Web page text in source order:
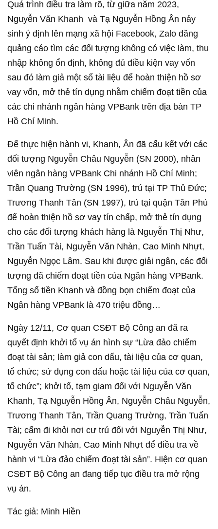
Quá trình điều tra làm rõ, từ giữa năm 2023,
Nguyễn Văn Khanh và Tạ Nguyễn Hồng Ân nảy
sinh ý định lên mạng xã hội Facebook, Zalo đăng
quảng cáo tìm các đối tượng không có việc làm, thu
nhập không ổn định, không đủ điều kiện vay vốn
sau đó làm giả một số tài liệu để hoàn thiện hồ sơ
vay vốn, mở thẻ tín dụng nhằm chiếm đoạt tiền của
các chi nhánh ngân hàng VPBank trên địa bàn TP
Hồ Chí Minh.
Để thực hiện hành vi, Khanh, Ân đã cấu kết với các
đối tượng Nguyễn Châu Nguyễn (SN 2000), nhân
viên ngân hàng VPBank Chi nhánh Hồ Chí Minh;
Trần Quang Trường (SN 1996), trú tại TP Thủ Đức;
Trương Thanh Tân (SN 1997), trú tại quận Tân Phú
để hoàn thiện hồ sơ vay tín chấp, mở thẻ tín dụng
cho các đối tượng khách hàng là Nguyễn Thị Như,
Trần Tuấn Tài, Nguyễn Văn Nhàn, Cao Minh Nhựt,
Nguyễn Ngọc Lâm. Sau khi được giải ngân, các đối
tượng đã chiếm đoạt tiền của Ngân hàng VPBank.
Tổng số tiền Khanh và đồng bọn chiếm đoạt của
Ngân hàng VPBank là 470 triệu đồng…
Ngày 12/11, Cơ quan CSĐT Bộ Công an đã ra
quyết định khởi tố vụ án hình sự “Lừa đảo chiếm
đoạt tài sản; làm giả con dấu, tài liệu của cơ quan,
tổ chức; sử dụng con dấu hoặc tài liệu của cơ quan,
tổ chức”; khởi tố, tạm giam đối với Nguyễn Văn
Khanh, Tạ Nguyễn Hồng Ân, Nguyễn Châu Nguyễn,
Trương Thanh Tân, Trần Quang Trường, Trần Tuấn
Tài; cấm đi khỏi nơi cư trú đối với Nguyễn Thị Như,
Nguyễn Văn Nhàn, Cao Minh Nhựt để điều tra về
hành vi “Lừa đảo chiếm đoạt tài sản”. Hiện cơ quan
CSĐT Bộ Công an đang tiếp tục điều tra mở rộng
vụ án.
Tác giả: Minh Hiền